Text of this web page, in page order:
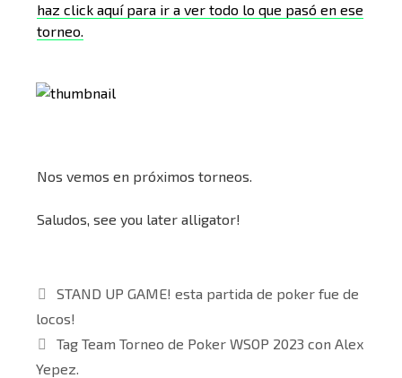
haz click aquí para ir a ver todo lo que pasó en ese
torneo.
Nos vemos en próximos torneos.
Saludos, see you later alligator!
STAND UP GAME! esta partida de poker fue de
locos!
Tag Team Torneo de Poker WSOP 2023 con Alex
Yepez.